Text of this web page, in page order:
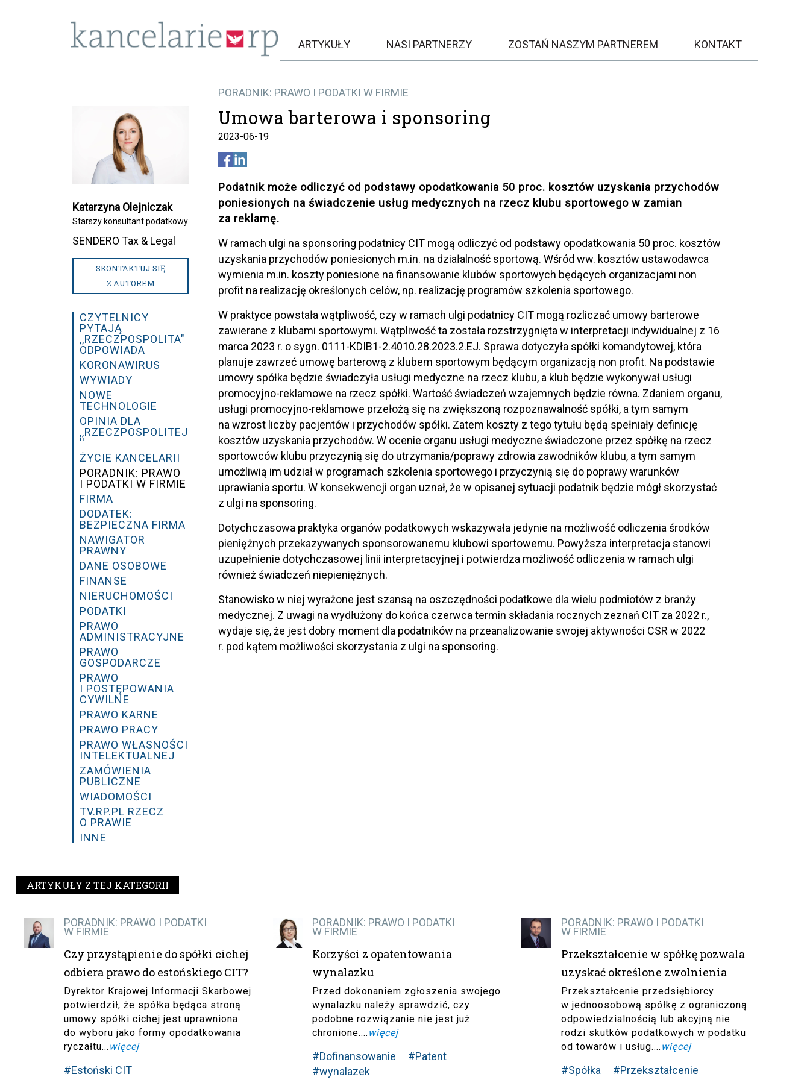
ARTYKUŁY NASI PARTNERZY ZOSTAŃ NASZYM PARTNEREM KONTAKT
PORADNIK: PRAWO I PODATKI W FIRMIE
Umowa barterowa i sponsoring
2023-06-19
Podatnik może odliczyć od podstawy opodatkowania 50 proc. kosztów uzyskania przychodów
poniesionych na świadczenie usług medycznych na rzecz klubu sportowego w zamian
za reklamę.
W ramach ulgi na sponsoring podatnicy CIT mogą odliczyć od podstawy opodatkowania 50 proc. kosztów
uzyskania przychodów poniesionych m.in. na działalność sportową. Wśród ww. kosztów ustawodawca
wymienia m.in. koszty poniesione na finansowanie klubów sportowych będących organizacjami non
profit na realizację określonych celów, np. realizację programów szkolenia sportowego.
W praktyce powstała wątpliwość, czy w ramach ulgi podatnicy CIT mogą rozliczać umowy barterowe
zawierane z klubami sportowymi. Wątpliwość ta została rozstrzygnięta w interpretacji indywidualnej z 16
marca 2023 r. o sygn. 0111-KDIB1-2.4010.28.2023.2.EJ. Sprawa dotyczyła spółki komandytowej, która
planuje zawrzeć umowę barterową z klubem sportowym będącym organizacją non profit. Na podstawie
umowy spółka będzie świadczyła usługi medyczne na rzecz klubu, a klub będzie wykonywał usługi
promocyjno-reklamowe na rzecz spółki. Wartość świadczeń wzajemnych będzie równa. Zdaniem organu,
usługi promocyjno-reklamowe przełożą się na zwiększoną rozpoznawalność spółki, a tym samym
na wzrost liczby pacjentów i przychodów spółki. Zatem koszty z tego tytułu będą spełniały definicję
kosztów uzyskania przychodów. W ocenie organu usługi medyczne świadczone przez spółkę na rzecz
sportowców klubu przyczynią się do utrzymania/poprawy zdrowia zawodników klubu, a tym samym
umożliwią im udział w programach szkolenia sportowego i przyczynią się do poprawy warunków
uprawiania sportu. W konsekwencji organ uznał, że w opisanej sytuacji podatnik będzie mógł skorzystać
z ulgi na sponsoring.
Dotychczasowa praktyka organów podatkowych wskazywała jedynie na możliwość odliczenia środków
pieniężnych przekazywanych sponsorowanemu klubowi sportowemu. Powyższa interpretacja stanowi
uzupełnienie dotychczasowej linii interpretacyjnej i potwierdza możliwość odliczenia w ramach ulgi
również świadczeń niepieniężnych.
Stanowisko w niej wyrażone jest szansą na oszczędności podatkowe dla wielu podmiotów z branży
medycznej. Z uwagi na wydłużony do końca czerwca termin składania rocznych zeznań CIT za 2022 r.,
wydaje się, że jest dobry moment dla podatników na przeanalizowanie swojej aktywności CSR w 2022
r. pod kątem możliwości skorzystania z ulgi na sponsoring.
Katarzyna Olejniczak
Starszy konsultant podatkowy
SENDERO Tax & Legal
SKONTAKTUJ SIĘ
Z AUTOREM
CZYTELNICY
PYTAJĄ
,,RZECZPOSPOLITA"
ODPOWIADA
KORONAWIRUS
WYWIADY
NOWE
TECHNOLOGIE
OPINIA DLA
,,RZECZPOSPOLITEJ
''
ŻYCIE KANCELARII
PORADNIK: PRAWO
I PODATKI W FIRMIE
FIRMA
DODATEK:
BEZPIECZNA FIRMA
NAWIGATOR
PRAWNY
DANE OSOBOWE
FINANSE
NIERUCHOMOŚCI
PODATKI
PRAWO
ADMINISTRACYJNE
PRAWO
GOSPODARCZE
PRAWO
I POSTĘPOWANIA
CYWILNE
PRAWO KARNE
PRAWO PRACY
PRAWO WŁASNOŚCI
INTELEKTUALNEJ
ZAMÓWIENIA
PUBLICZNE
WIADOMOŚCI
TV.RP.PL RZECZ
O PRAWIE
INNE
ARTYKUŁY Z TEJ KATEGORII
PORADNIK: PRAWO I PODATKI
W FIRMIE
Czy przystąpienie do spółki cichej
odbiera prawo do estońskiego CIT?
Dyrektor Krajowej Informacji Skarbowej
potwierdził, że spółka będąca stroną
umowy spółki cichej jest uprawniona
do wyboru jako formy opodatkowania
ryczałtu... więcej
#Estoński CIT
PORADNIK: PRAWO I PODATKI
W FIRMIE
Korzyści z opatentowania
wynalazku
Przed dokonaniem zgłoszenia swojego
wynalazku należy sprawdzić, czy
podobne rozwiązanie nie jest już
chronione.... więcej
#Dofinansowanie
#Patent
#wynalazek
PORADNIK: PRAWO I PODATKI
W FIRMIE
Przekształcenie w spółkę pozwala
uzyskać określone zwolnienia
Przekształcenie przedsiębiorcy
w jednoosobową spółkę z ograniczoną
odpowiedzialnością lub akcyjną nie
rodzi skutków podatkowych w podatku
od towarów i usług.... więcej
#Spółka
#Przekształcenie